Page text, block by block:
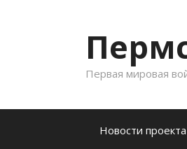
Первая мировая
Новости проекта